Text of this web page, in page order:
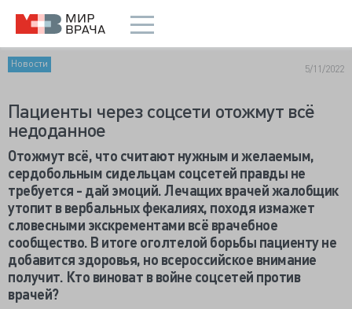
Новости 5/11/2022
Пациенты через соцсети отожмут всё
недоданное
Отожмут всё, что считают нужным и желаемым,
сердобольным сидельцам соцсетей правды не
требуется - дай эмоций. Лечащих врачей жалобщик
утопит в вербальных фекалиях, походя измажет
словесными экскрементами всё врачебное
сообщество. В итоге оголтелой борьбы пациенту не
добавится здоровья, но всероссийское внимание
получит. Кто виноват в войне соцсетей против
врачей?